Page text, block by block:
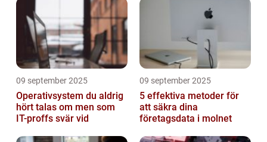
09 september 2025
Operativsystem du aldrig
hört talas om men som
IT-proffs svär vid
09 september 2025
5 effektiva metoder för
att säkra dina
företagsdata i molnet